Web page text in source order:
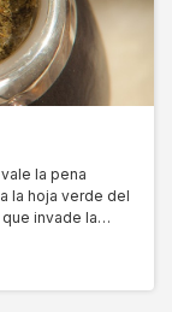
la pena
la hoja verde del
invade la